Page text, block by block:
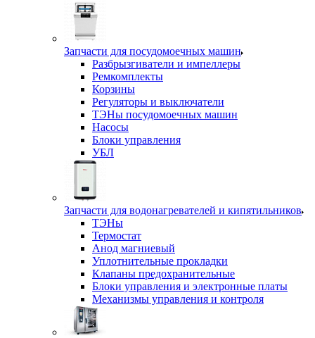
Запчасти для посудомоечных машин
Разбрызгиватели и импеллеры
Ремкомплекты
Корзины
Регуляторы и выключатели
ТЭНы посудомоечных машин
Насосы
Блоки управления
УБЛ
Запчасти для водонагревателей и кипятильников
ТЭНы
Термостат
Анод магниевый
Уплотнительные прокладки
Клапаны предохранительные
Блоки управления и электронные платы
Механизмы управления и контроля